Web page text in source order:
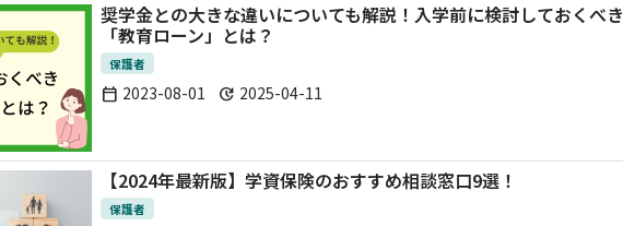
奨学金との大きな違いについても解説！入学前に検討しておくべき
「教育ローン」とは？
保護者
calendar_today 2023-08-01 update 2025-04-11
【2024年最新版】学資保険のおすすめ相談窓口9選！
保護者